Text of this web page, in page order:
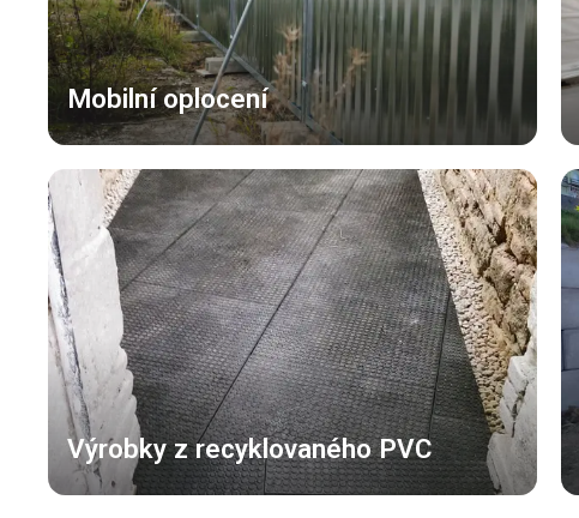
Mobilní oplocení
Výrobky z recyklovaného PVC